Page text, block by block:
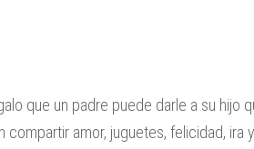
que un padre puede darle a su hijo
compartir amor, juguetes, felicidad,